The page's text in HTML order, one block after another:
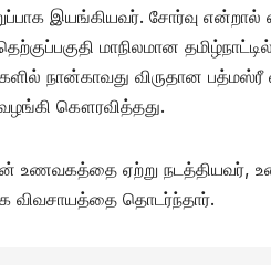
இயங்கியவர். சோர்வு
மாநிலமான
நான்காவது விருதான
கௌரவித்தது.
உணவகத்தை ஏற்று நடத்தியவர்,
விவசாயத்தை தொடர்ந்தார்.